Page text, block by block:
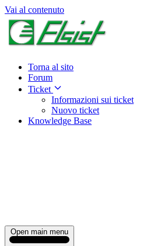
Vai al contenuto
Torna al sito
Forum
Ticket
Informazioni sui ticket
Nuovo ticket
Knowledge Base
Open main menu